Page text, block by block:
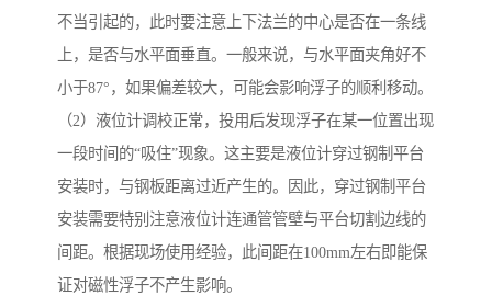
不当引起的，此时要注意上下法兰的中心是否在一条线
上，是否与水平面垂直。一般来说，与水平面夹角好不
小于87°，如果偏差较大，可能会影响浮子的顺利移动。
（2）液位计调校正常，投用后发现浮子在某一位置出现
一段时间的“吸住”现象。这主要是液位计穿过钢制平台
安装时，与钢板距离过近产生的。因此，穿过钢制平台
安装需要特别注意液位计连通管管壁与平台切割边线的
间距。根据现场使用经验，此间距在100mm左右即能保
证对磁性浮子不产生影响。